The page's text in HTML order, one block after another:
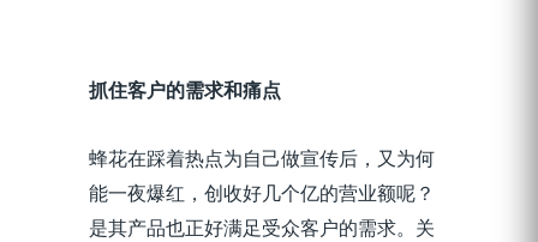
抓住客户的需求和痛点
蜂花在踩着热点为自己做宣传后，又为何
能一夜爆红，创收好几个亿的营业额呢？
是其产品也正好满足受众客户的需求。关